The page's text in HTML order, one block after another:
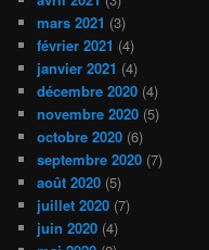
mars 2021 (3)
février 2021 (4)
janvier 2021 (4)
décembre 2020 (4)
novembre 2020 (5)
octobre 2020 (6)
septembre 2020 (7)
août 2020 (5)
juillet 2020 (7)
juin 2020 (4)